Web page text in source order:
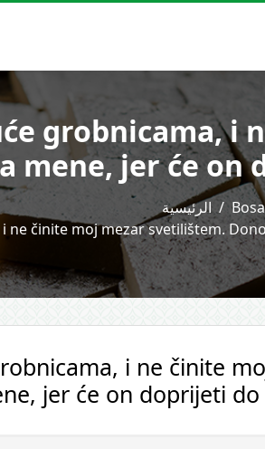
grobnicama, i
mene, jer će
الرئيسية
ne činite moj mezar svetilištem.
i ne činite
jer će on doprijeti